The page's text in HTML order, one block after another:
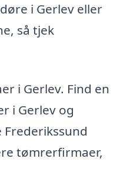
i Gerlev eller
så tjek
i Gerlev. Find en
i Gerlev og
tømrerfirmaer,